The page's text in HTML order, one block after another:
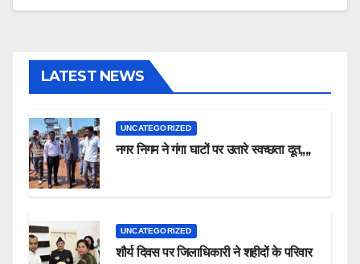
LATEST NEWS
UNCATEGORIZED
नगर निगम ने गंगा घाटों पर उतारे स्वच्छता दूत,,,,
UNCATEGORIZED
शौर्य दिवस पर जिलाधिकारी ने शहीदों के परिवार